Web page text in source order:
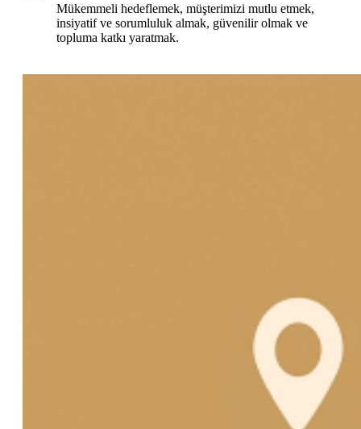
Mükemmeli hedeflemek, müşterimizi mutlu etmek,
insiyatif ve sorumluluk almak, güvenilir olmak ve
topluma katkı yaratmak.